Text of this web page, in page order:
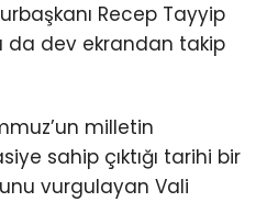
Recep Tayyip
da dev ekrandan takip
milletin
sahip çıktığı tarihi bir
vurgulayan Vali